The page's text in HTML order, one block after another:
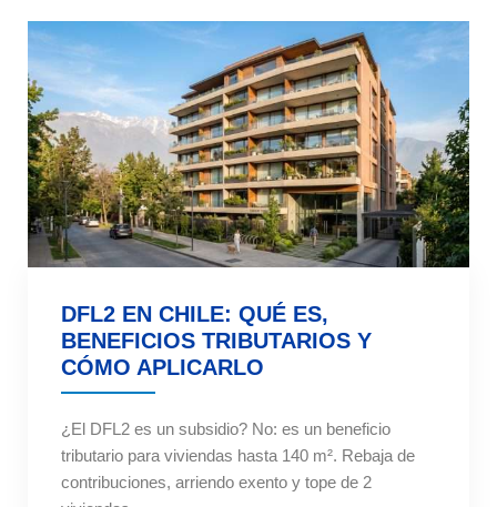
DFL2 EN CHILE: QUÉ ES,
BENEFICIOS TRIBUTARIOS Y
CÓMO APLICARLO
¿El DFL2 es un subsidio? No: es un beneficio
tributario para viviendas hasta 140 m². Rebaja de
contribuciones, arriendo exento y tope de 2